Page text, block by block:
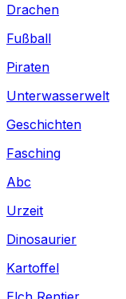
Drachen
Fußball
Piraten
Unterwasserwelt
Geschichten
Fasching
Abc
Urzeit
Dinosaurier
Kartoffel